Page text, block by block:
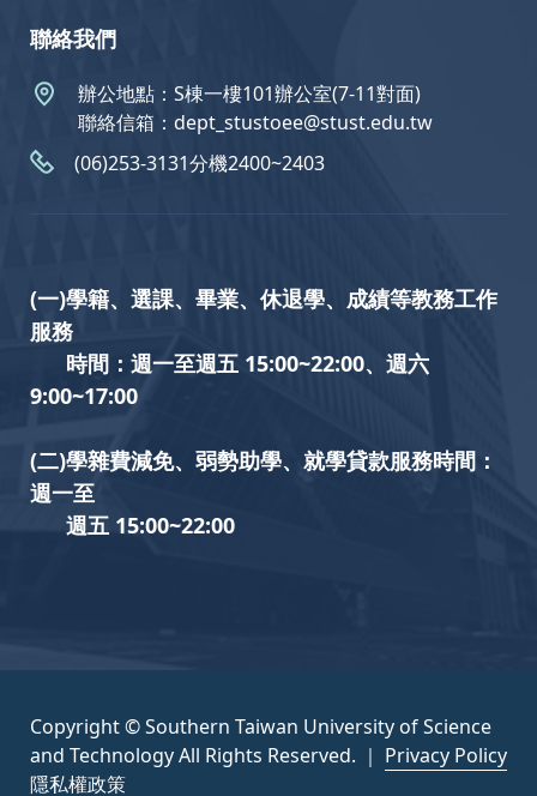
聯絡我們
辦公地點：S棟一樓101辦公室(7-11對面)
聯絡信箱：dept_stustoee@stust.edu.tw
(06)253-3131分機2400~2403
(一)學籍、選課、畢業、休退學、成績等教務工作
服務
時間：週一至週五 15:00~22:00、週六
9:00~17:00
(二)學雜費減免、弱勢助學、就學貸款服務時間：
週一至
週五 15:00~22:00
Copyright © Southern Taiwan University of Science
and Technology All Rights Reserved. ｜ Privacy Policy
隱私權政策